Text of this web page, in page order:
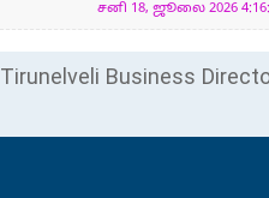
சனி 18, ஜூலை 2026
Tirunelveli Business